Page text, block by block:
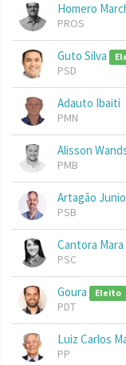
Homero
PROS
Guto Silva
PSD
Adauto Ibaiti
PMN
Alisson
PMB
Artagão
PSB
Cantora Mara
PSC
Goura Eleito
PDT
Luiz Carlos
PP